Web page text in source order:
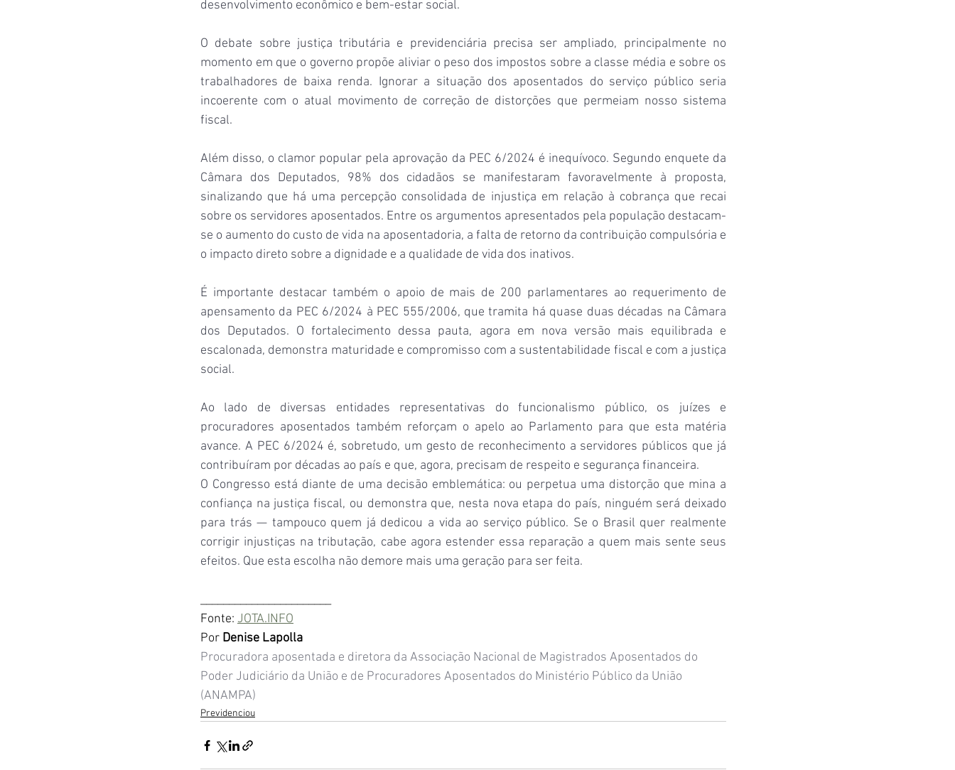
desenvolvimento econômico e bem-estar social.
O debate sobre justiça tributária e previdenciária precisa ser ampliado, principalmente no
momento em que o governo propõe aliviar o peso dos impostos sobre a classe média e sobre os
trabalhadores de baixa renda. Ignorar a situação dos aposentados do serviço público seria
incoerente com o atual movimento de correção de distorções que permeiam nosso sistema
fiscal.
Além disso, o clamor popular pela aprovação da PEC 6/2024 é inequívoco. Segundo enquete da
Câmara dos Deputados, 98% dos cidadãos se manifestaram favoravelmente à proposta,
sinalizando que há uma percepção consolidada de injustiça em relação à cobrança que recai
sobre os servidores aposentados. Entre os argumentos apresentados pela população destacam-
se o aumento do custo de vida na aposentadoria, a falta de retorno da contribuição compulsória e
o impacto direto sobre a dignidade e a qualidade de vida dos inativos.
É importante destacar também o apoio de mais de 200 parlamentares ao requerimento de
apensamento da PEC 6/2024 à PEC 555/2006, que tramita há quase duas décadas na Câmara
dos Deputados. O fortalecimento dessa pauta, agora em nova versão mais equilibrada e
escalonada, demonstra maturidade e compromisso com a sustentabilidade fiscal e com a justiça
social.
Ao lado de diversas entidades representativas do funcionalismo público, os juízes e
procuradores aposentados também reforçam o apelo ao Parlamento para que esta matéria
avance. A PEC 6/2024 é, sobretudo, um gesto de reconhecimento a servidores públicos que já
contribuíram por décadas ao país e que, agora, precisam de respeito e segurança financeira.
O Congresso está diante de uma decisão emblemática: ou perpetua uma distorção que mina a
confiança na justiça fiscal, ou demonstra que, nesta nova etapa do país, ninguém será deixado
para trás — tampouco quem já dedicou a vida ao serviço público. Se o Brasil quer realmente
corrigir injustiças na tributação, cabe agora estender essa reparação a quem mais sente seus
efeitos. Que esta escolha não demore mais uma geração para ser feita.
Fonte: JOTA.INFO
Por Denise Lapolla
Procuradora aposentada e diretora da Associação Nacional de Magistrados Aposentados do
Poder Judiciário da União e de Procuradores Aposentados do Ministério Público da União
(ANAMPA)
Previdenciou